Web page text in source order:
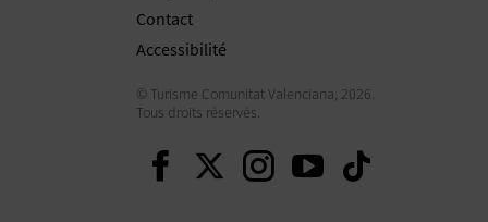
Contact
Accessibilité
© Turisme Comunitat Valenciana, 2026.
Tous droits réservés.
Continuer sur
Continuer sur
Continuer sur
Continuer